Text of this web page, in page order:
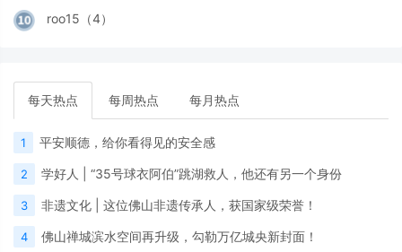
roo15（4）
每天热点 每周热点 每月热点
1 平安顺德，给你看得见的安全感
2 学好人 | “35号球衣阿伯”跳湖救人，他还有另一个身份
3 非遗文化 | 这位佛山非遗传承人，获国家级荣誉！
4 佛山禅城滨水空间再升级，勾勒万亿城央新封面！